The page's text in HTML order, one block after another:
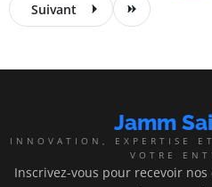
Suivant
Jamm
INNOVATION, EXPERTISE
VOTRE
Inscrivez-vous pour recevoir